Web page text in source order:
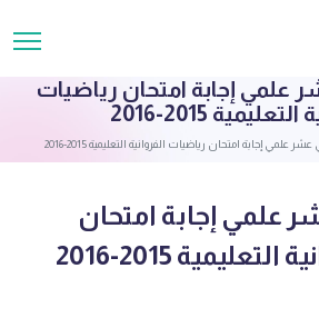
علمي إجابة امتحان رياضيات
2015-2016
علمي إجابة امتحان رياضيات الفروانية التعليمية 2015-2016
علمي إجابة امتحان
2015-2016